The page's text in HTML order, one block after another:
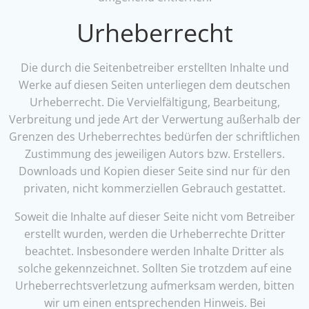
Urheberrecht
Die durch die Seitenbetreiber erstellten Inhalte und
Werke auf diesen Seiten unterliegen dem deutschen
Urheberrecht. Die Vervielfältigung, Bearbeitung,
Verbreitung und jede Art der Verwertung außerhalb der
Grenzen des Urheberrechtes bedürfen der schriftlichen
Zustimmung des jeweiligen Autors bzw. Erstellers.
Downloads und Kopien dieser Seite sind nur für den
privaten, nicht kommerziellen Gebrauch gestattet.
Soweit die Inhalte auf dieser Seite nicht vom Betreiber
erstellt wurden, werden die Urheberrechte Dritter
beachtet. Insbesondere werden Inhalte Dritter als
solche gekennzeichnet. Sollten Sie trotzdem auf eine
Urheberrechtsverletzung aufmerksam werden, bitten
wir um einen entsprechenden Hinweis. Bei